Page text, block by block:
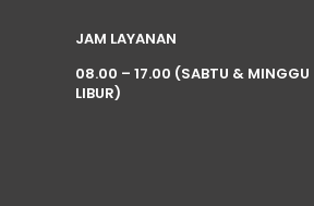
JAM LAYANAN
08.00 – 17.00 (SABTU & MINGGU
LIBUR)